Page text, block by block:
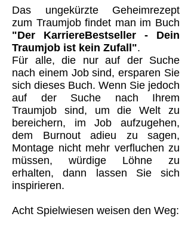
Das ungekürzte Geheimrezept
zum Traumjob findet man im Buch
"Der KarriereBestseller - Dein
Traumjob ist kein Zufall".
Für alle, die nur auf der Suche
nach einem Job sind, ersparen Sie
sich dieses Buch. Wenn Sie jedoch
auf der Suche nach Ihrem
Traumjob sind, um die Welt zu
bereichern, im Job aufzugehen,
dem Burnout adieu zu sagen,
Montage nicht mehr verfluchen zu
müssen, würdige Löhne zu
erhalten, dann lassen Sie sich
inspirieren.
Acht Spielwiesen weisen den Weg: